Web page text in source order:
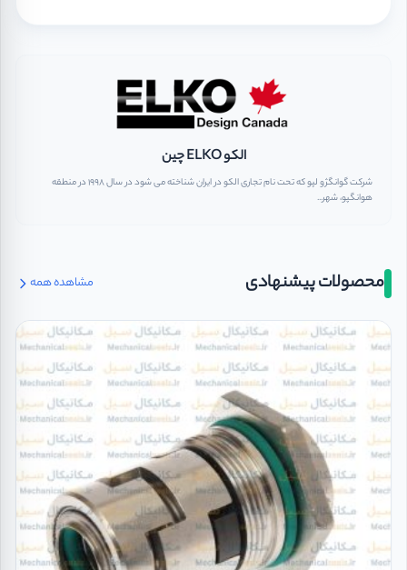
الکو ELKO چین
شرکت گوانگژو لپو که تحت نام تجاری الکو در ایران شناخته می شود در سال ۱۹۹۸ در منطقه
هوانگپو، شهر...
محصولات پیشنهادی مشاهده همه